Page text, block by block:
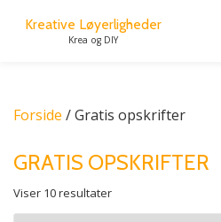
Kreative Løyerligheder
Krea og DIY
Forside / Gratis opskrifter
GRATIS OPSKRIFTER
Viser 10 resultater